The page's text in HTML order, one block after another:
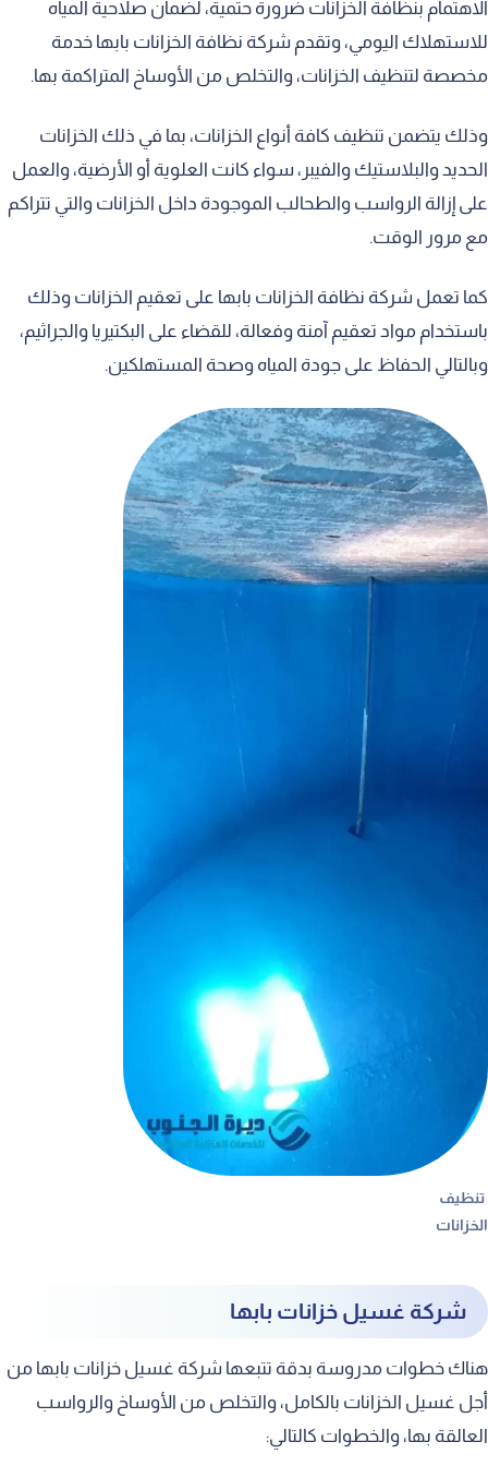
الاهتمام بنظافة الخزانات ضرورة حتمية، لضمان صلاحية المياه
للاستهلاك اليومي، وتقدم شركة نظافة الخزانات بابها خدمة
مخصصة لتنظيف الخزانات، والتخلص من الأوساخ المتراكمة بها.
وذلك يتضمن تنظيف كافة أنواع الخزانات، بما في ذلك الخزانات
الحديد والبلاستيك والفيبر، سواء كانت العلوية أو الأرضية، والعمل
على إزالة الرواسب والطحالب الموجودة داخل الخزانات والتي تتراكم
مع مرور الوقت.
كما تعمل شركة نظافة الخزانات بابها على تعقيم الخزانات وذلك
باستخدام مواد تعقيم آمنة وفعالة، للقضاء على البكتيريا والجراثيم،
وبالتالي الحفاظ على جودة المياه وصحة المستهلكين.
تنظيف
الخزانات
شركة غسيل خزانات بابها
هناك خطوات مدروسة بدقة تتبعها شركة غسيل خزانات بابها من
أجل غسيل الخزانات بالكامل، والتخلص من الأوساخ والرواسب
العالقة بها، والخطوات كالتالي: